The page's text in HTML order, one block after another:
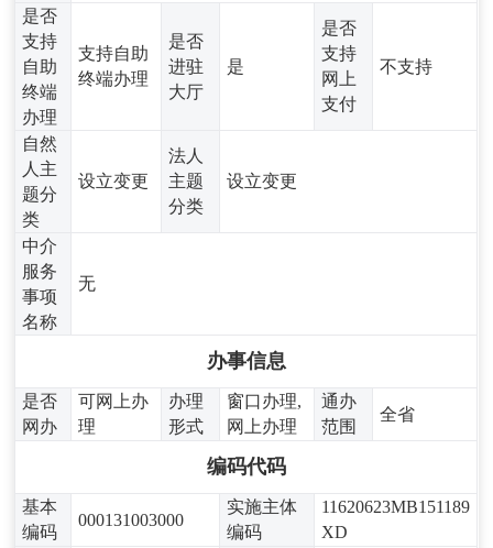
是否
支持
自助
终端
办理
支持自助
终端办理
是否
进驻
大厅
是
是否
支持
网上
支付
不支持
自然
人主
题分
类
设立变更
法人
主题
分类
设立变更
中介
服务
事项
名称
无
办事信息
是否
网办
可网上办
理
办理
形式
窗口办理,
网上办理
通办
范围
全省
编码代码
基本
编码
000131003000
实施主体
编码
11620623MB151189
XD